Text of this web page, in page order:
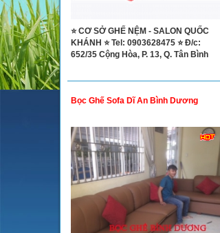
⭐ CƠ SỞ GHẾ NỆM - SALON QUỐC
KHÁNH ⭐ Tel: 0903628475 ⭐ Đ/c:
652/35 Cộng Hòa, P. 13, Q. Tân Bình
Bọc Ghế Sofa Dĩ An Bình Dương